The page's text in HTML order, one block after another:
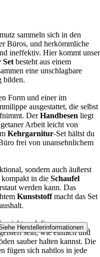
sammeln sich in den
Büros, und herkömmliche
ineffektiv. Hier kommt unser
Set besteht aus einem
eine unschlagbare
bilden.
Form und einer im
ausgestattet, die selbst
DerHandbesen liegt
Arbeit leicht von
Kehrgarnitur-Set hältst du
frei von unansehnlichem
sondern auch äußerst
kompakt in die Schaufel
werden kann. Das
Kunststoffmacht das Set
und die
sein, wie einfach und
sauber halten kannst. Die
fügen sich nahtlos in jede
Herstellerinformationen .